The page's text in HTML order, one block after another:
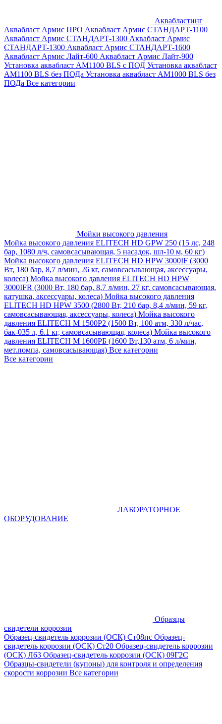
Аквабластинг
Аквабласт Армис ПРО Аквабласт Армис СТАНДАРТ-1100
Аквабласт Армис СТАНДАРТ-1300 Аквабласт Армис
СТАНДАРТ-1300 Аквабласт Армис СТАНДАРТ-1600
Аквабласт Армис Лайт-600 Аквабласт Армис Лайт-900
Установка аквабласт AM1100 BLS с ПОД Установка аквабласт
AM1100 BLS без ПОДа Установка аквабласт AM1000 BLS без
ПОДа Все категории
Мойки высокого давления
Мойка высокого давления ELITECH HD GPW 250 (15 лс, 248
бар, 1080 л/ч, самовсасывающая, 5 насадок, шл-10 м, 60 кг)
Мойка высокого давления ELITECH HD HPW 3000IF (3000
Вт, 180 бар, 8,7 л/мин, 26 кг, самовсасывающая, аксессуары,
колеса) Мойка высокого давления ELITECH HD HPW
3000IFR (3000 Вт, 180 бар, 8,7 л/мин, 27 кг, самовсасывающая,
катушка, аксессуары, колеса) Мойка высокого давления
ELITECH HD HPW 3500 (2800 Вт, 210 бар, 8,4 л/мин, 59 кг,
самовсасывающая, аксессуары, колеса) Мойка высокого
давления ELITECH M 1500P2 (1500 Вт, 100 атм, 330 л/час,
бак-035 л, 6.1 кг, самовсасывающая, колеса) Мойка высокого
давления ELITECH М 1600РБ (1600 Вт,130 атм, 6 л/мин,
мет.помпа, самовсасывающая) Все категории
Все категории
ЛАБОРАТОРНОЕ
ОБОРУДОВАНИЕ
Образцы
свидетели коррозии
Образец-свидетель коррозии (ОСК) Ст08пс Образец-
свидетель коррозии (ОСК) Ст20 Образец-свидетель коррозии
(ОСК) Л63 Образец-свидетель коррозии (ОСК) 09Г2С
Образцы-свидетели (купоны) для контроля и определения
скорости коррозии Все категории